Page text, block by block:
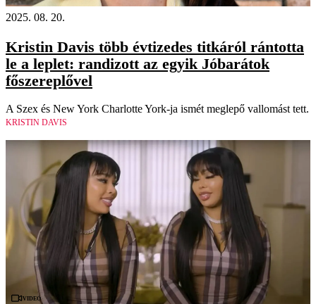
2025. 08. 20.
Kristin Davis több évtizedes titkáról rántotta
le a leplet: randizott az egyik Jóbarátok
főszereplővel
A Szex és New York Charlotte York-ja ismét meglepő vallomást tett.
KRISTIN DAVIS
Videó